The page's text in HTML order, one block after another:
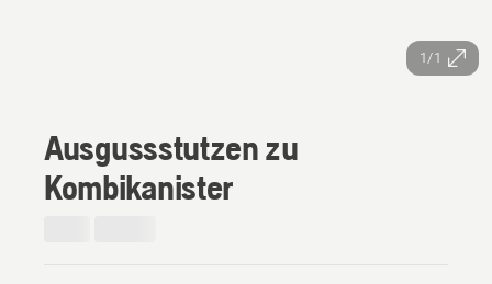
1/1
Ausgussstutzen zu
Kombikanister